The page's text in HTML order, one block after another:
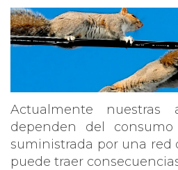
Actualmente nuestras
dependen del
suministrada por una red
puede traer